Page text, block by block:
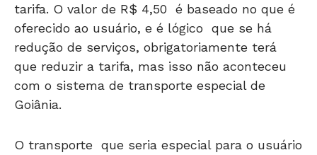
tarifa. O valor de R$ 4,50 é baseado no que é
oferecido ao usuário, e é lógico que se há
redução de serviços, obrigatoriamente terá
que reduzir a tarifa, mas isso não aconteceu
com o sistema de transporte especial de
Goiânia.
O transporte que seria especial para o usuário